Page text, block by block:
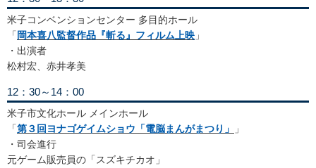
米子コンベンションセンター 多目的ホール
「 岡本喜八監督作品『斬る』フィルム上映 」
・出演者
松村宏、赤井孝美
12：30～14：00
米子市文化ホール メインホール
「第３回ヨナゴゲイムショウ「電脳まんがまつり」
」
・司会進行
元ゲーム販売員の「スズキチカオ」